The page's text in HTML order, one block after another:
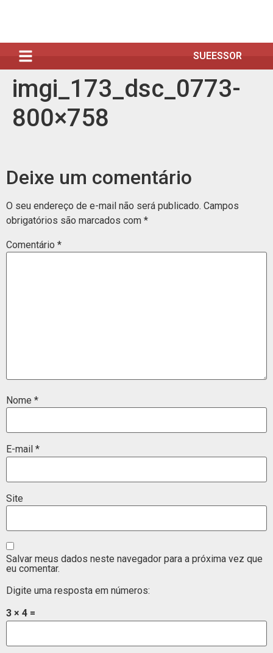
SUEESSOR
imgi_173_dsc_0773-
800×758
Deixe um comentário
O seu endereço de e-mail não será publicado. Campos
obrigatórios são marcados com *
Comentário *
Nome *
E-mail *
Site
Salvar meus dados neste navegador para a próxima vez que
eu comentar.
Digite uma resposta em números:
3 × 4 =